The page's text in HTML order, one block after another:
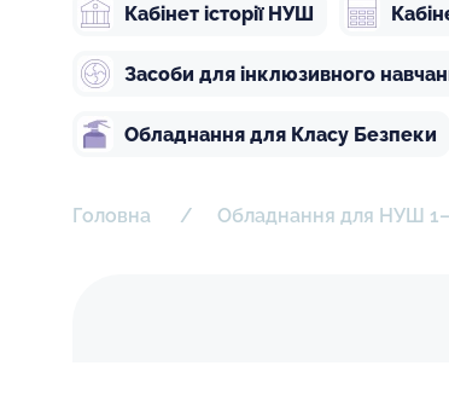
Кабінет історії НУШ
Засоби для інклюзивного
Обладнання для Класу Безпеки
Головна Обладнання для НУШ